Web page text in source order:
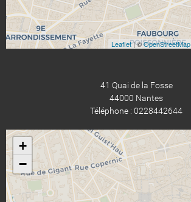
Leaflet| ©OpenStreetMap
41 Quai de la Fosse
44000 Nantes
Téléphone : 0228442644
+
−